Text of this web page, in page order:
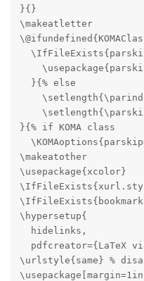
}{}
\makeatletter
  }{% else
}{% if KOMA class
\makeatother
\usepackage{xcolor}
\hypersetup{
  hidelinks,
pdfcreator={LaTeX
\urlstyle{same} %